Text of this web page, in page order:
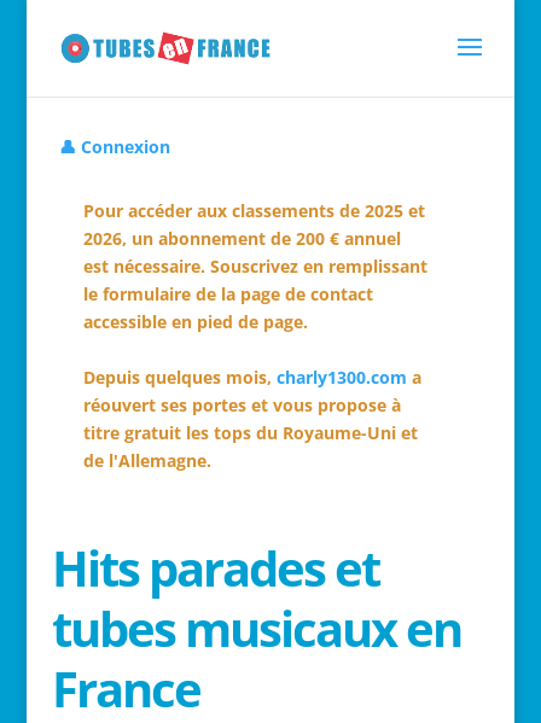
👤 Connexion
Pour accéder aux classements de 2025 et
2026, un abonnement de 200 € annuel
est nécessaire. Souscrivez en remplissant
le formulaire de la page de contact
accessible en pied de page.
Depuis quelques mois, charly1300.com a
réouvert ses portes et vous propose à
titre gratuit les tops du Royaume-Uni et
de l'Allemagne.
Hits parades et
tubes musicaux en
France